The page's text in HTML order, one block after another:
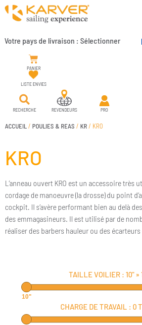
Votre pays de livraison : Sélectionner
PANIER
LISTE ENVIES
RECHERCHE REVENDEURS PRO
ACCUEIL / POULIES & REAS / KR/ KRO
KRO
L’anneau ouvert KRO est un accessoire très
cordage de manoeuvre (la drosse) du point
cockpit. Il s’avère performant bien au delà
des emmagasineurs. Il est utilisé par de
réaliser des barbers hauleur ou des écarteurs
TAILLE VOILIER : 10"»
10"
CHARGE DE TRAVAIL : 0 T